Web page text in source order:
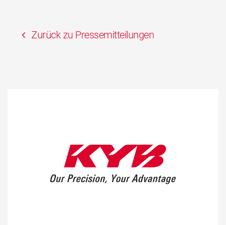
Zurück zu Pressemitteilungen